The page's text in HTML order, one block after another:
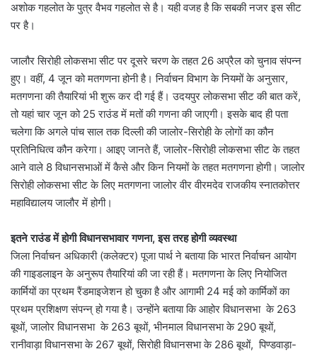
अशोक गहलोत के पुत्र वैभव गहलोत से है। यही वजह है कि सबकी नजर इस सीट
पर है।
जालौर सिरोही लोकसभा सीट पर दूसरे चरण के तहत 26 अप्रैल को चुनाव संपन्न
हुए। वहीं, 4 जून को मतगणना होनी है। निर्वाचन विभाग के नियमों के अनुसार,
मतगणना की तैयारियां भी शुरू कर दी गई हैं। उदयपुर लोकसभा सीट की बात करें,
तो यहां चार जून को 25 राउंड में मतों की गणना की जाएगी। इसके बाद ही पता
चलेगा कि अगले पांच साल तक दिल्ली की जालोर-सिरोही के लोगों का कौन
प्रतिनिधित्व कौन करेगा। आइए जानते हैं, जालोर-सिरोही लोकसभा सीट के तहत
आने वाले 8 विधानसभाओं में कैसे और किन नियमों के तहत मतगणना होगी। जालोर
सिरोही लोकसभा सीट के लिए मतगणना जालोर वीर वीरमदेव राजकीय स्नातकोत्तर
महाविद्यालय जालौर में होगी।
इतने राउंड में होगी विधानसभावार गणना, इस तरह होगी व्यवस्था
जिला निर्वाचन अधिकारी (कलेक्टर) पूजा पार्थ ने बताया कि भारत निर्वाचन आयोग
की गाइडलाइन के अनुरूप तैयारियां की जा रही हैं। मतगणना के लिए नियोजित
कार्मियों का प्रथम रैंडमाइजेशन हो चुका है और आगामी 24 मई को कार्मिकों का
प्रथम प्रशिक्षण संपन्न् हो गया है। उन्होंने बताया कि आहोर विधानसभा के 263
बूथों, जालोर विधानसभा के 263 बूथों, भीनमाल विधानसभा के 290 बूथों,
रानीवाड़ा विधानसभा के 267 बूथों, सिरोही विधानसभा के 286 बूथों, पिण्डवाड़ा-